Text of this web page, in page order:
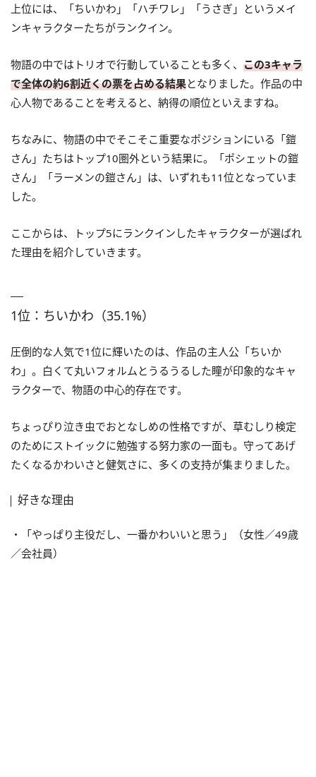
上位には、「ちいかわ」「ハチワレ」「うさぎ」というメイ
ンキャラクターたちがランクイン。
物語の中ではトリオで行動していることも多く、 この3キャラ
で全体の約6割近くの票を占める結果となりました。作品の中
心人物であることを考えると、納得の順位といえますね。
ちなみに、物語の中でそこそこ重要なポジションにいる「鎧
さん」たちはトップ10圏外という結果に。「ポシェットの鎧
さん」「ラーメンの鎧さん」は、いずれも11位となっていま
した。
ここからは、トップ5にランクインしたキャラクターが選ばれ
た理由を紹介していきます。
1位：ちいかわ（35.1%）
圧倒的な人気で1位に輝いたのは、作品の主人公「ちいか
わ」。白くて丸いフォルムとうるうるした瞳が印象的なキャ
ラクターで、物語の中心的存在です。
ちょっぴり泣き虫でおとなしめの性格ですが、草むしり検定
のためにストイックに勉強する努力家の一面も。守ってあげ
たくなるかわいさと健気さに、多くの支持が集まりました。
好きな理由
・「やっぱり主役だし、一番かわいいと思う」（女性／49歳
／会社員）